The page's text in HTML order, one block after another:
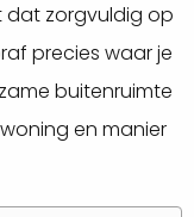
dat zorgvuldig op
precies waar je
buitenruimte
en manier